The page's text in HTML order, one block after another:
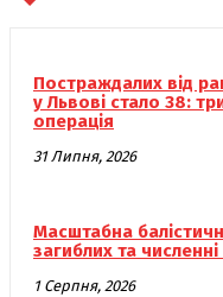
Постраждалих від
у Львові стало 38:
операція
31 Липня, 2026
Масштабна
загиблих та
1 Серпня, 2026